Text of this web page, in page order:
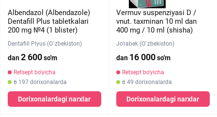
Albendazol (Albendazole)
Dentafill Plus tabletkalari
200 mg №4 (1 blister)
Dentafill Plyus (O`zbekiston)
dan2 600so'm
Retsept bo'yicha
в 197 dorixonalarda
Dorixonalardagi narxlar
Vermuv suspenziyasi D /
vnut. taxminan 10 ml dan
400 mg / 10 ml (shisha)
Jo'rabek (O`zbekiston)
dan 16 000so'm
Retsept bo'yicha
в 49 dorixonalarda
Dorixonalardagi narxlar